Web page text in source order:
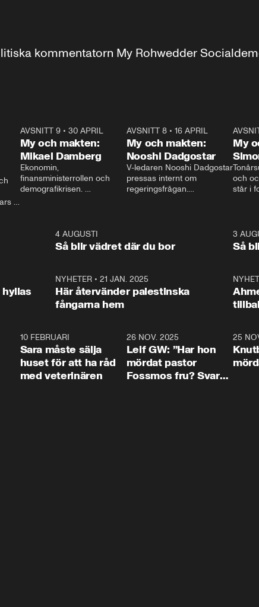
kommentatorn My Rohwedder
AVSNITT 9• 30 APRIL
My och makten:
Mikael Damberg
Ekonomin,
finansministerrollen och
demografikrisen.
och Makten.
AVSNITT 8• 16 APRIL
My och makten:
Nooshi Dadgostar
V-ledaren Nooshi Dadgostar
pressas internt om
regeringsfrågan.
– Vi ställer upp i val. Ska vi
vara med så sitter vi förstås
My
och
står i
1:064 AUGUSTI
Så blir vädret där du bor
3
Så
NYHETER •21 JAN. 2025
Här återvänder palestinska
fångarna hem
10 FEBRUARI
Sara måste sälja
huset för att ha råd
med veterinären
26 NOV. 2025
Leif GW: ”Har hon
mördat pastor
Fossmos fru? Svar
25